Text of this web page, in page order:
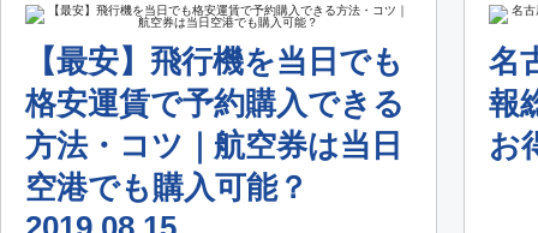
【最安】飛行機を当日でも
格安運賃で予約購入できる
方法・コツ｜航空券は当日
空港でも購入可能？
名
報
お